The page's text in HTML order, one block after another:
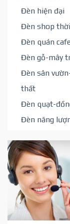
Đèn hiện đại
Đèn shop
Đèn quán
Đèn gỗ-mây
Đèn sân
thất
Đèn quạt-
Đèn năng